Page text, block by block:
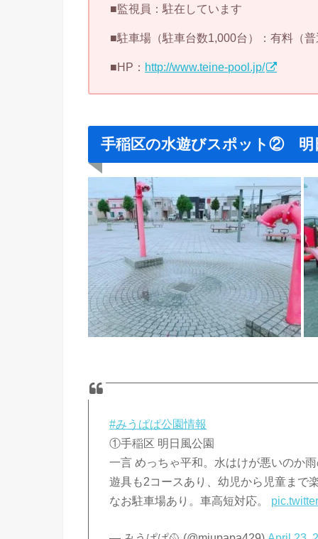
■監視員：駐在しています
■駐車場（駐車台数1,000台）：有料（
■HP： http://www.teine-pool.jp/
手稲区の水遊びスポット② 明
#みうぱぱ公園情報
①手稲区 明日風公園
一言 めっちゃ平和。水はけが悪いのか
遊具も2コースあり、幼児から児童まで
なお駐車場あり。車高短対応。